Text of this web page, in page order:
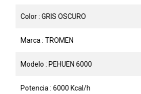
Color : GRIS OSCURO
Marca : TROMEN
Modelo : PEHUEN 6000
Potencia : 6000 Kcal/h